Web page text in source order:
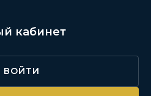
кабинет
ВОЙТИ